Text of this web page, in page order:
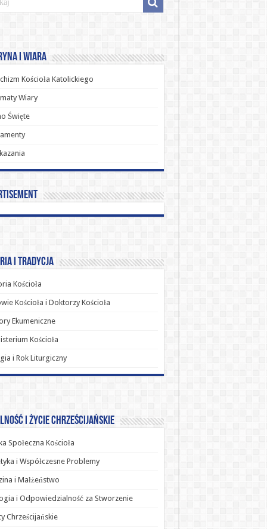
i Wiara
Kościoła Katolickiego
Wiary
Święte
i Tradycja
Kościoła
Kościoła i Doktorzy Kościoła
Ekumeniczne
Kościoła
i Rok Liturgiczny
i Życie Chrześcijańskie
Społeczna Kościoła
i Współczesne Problemy
i Małżeństwo
i Odpowiedzialność za Stworzenie
Chrześcijańskie